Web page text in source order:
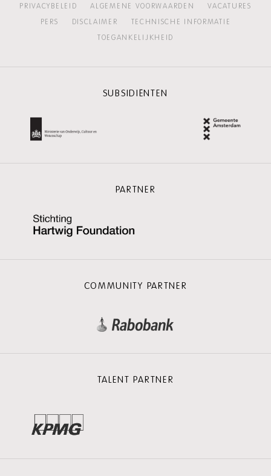
PRIVACYBELEID ALGEMENE VOORWAARDEN
VACATURES
PERS
DISCLAIMER
TECHNISCHE INFORMATIE
TOEGANKELIJKHEID
SUBSIDIËNTEN
PARTNER
COMMUNITY PARTNER
TALENT PARTNER